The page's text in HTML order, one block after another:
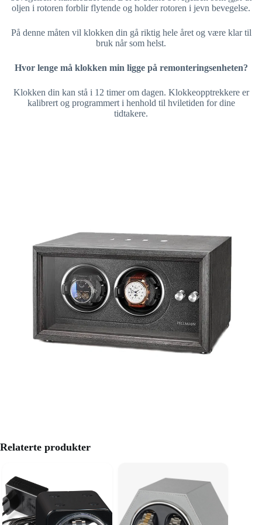
oljen i rotoren forblir flytende og holder rotoren i jevn bevegelse.
På denne måten vil klokken din gå riktig hele året og være klar til
bruk når som helst.
Hvor lenge må klokken min ligge på remonteringsenheten?
Klokken din kan stå i 12 timer om dagen. Klokkeopptrekkere er
kalibrert og programmert i henhold til hviletiden for dine
tidtakere.
Relaterte produkter